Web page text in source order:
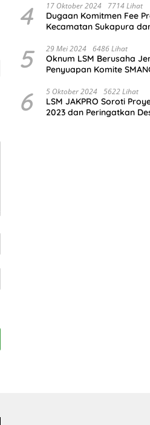
4 17 Oktober 2024 7714 Lihat
Dugaan Komitmen Fee
Kecamatan Sukapura
Sikap
5 29 Mei 2024 6486 Lihat
Oknum LSM Berusaha
Penyuapan Komite
Juta
6 5 Oktober 2024 5622 Lihat
LSM JAKPRO Soroti
2023 dan Peringatkan